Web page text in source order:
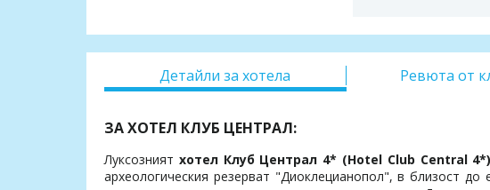
Детайли за хотела Ревюта от
ЗА ХОТЕЛ КЛУБ ЦЕНТРАЛ:
Луксозният хотел Клуб Централ 4* (Hotel Club Central 4*)
археологическия резерват "Диоклецианопол", в близост